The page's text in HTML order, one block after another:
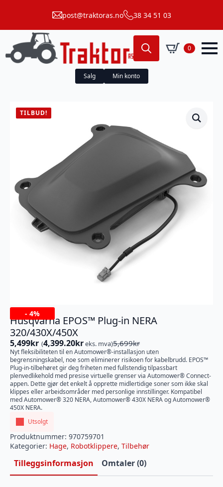
post@traktoras.no 38 34 51 03
Search
for:
0
Salg Min konto
TILBUD!
- 4%
Husqvarna EPOS™ Plug-in NERA
320/430X/450X
5,699kr
Opprinnelig
pris
var:
5,699kr.
5,499kr
Nåværende
pris
er:
5,499kr.
(4,399.20kreks. mva)
Nyt fleksibiliteten til en Automower®-installasjon uten
begrensningskabel, noe som eliminerer risikoen for kabelbrudd. EPOS™
Plug-in-tilbehøret gir deg friheten med fullstendig tilpassbart
plenvedlikehold med presise virtuelle grenser via Automower® Connect-
appen. Dette gjør det enkelt å opprette midlertidige soner som ikke skal
klippes eller arbeidsområder med personlige innstillinger. Kompatibel
med Automower® 320 NERA, Automower® 430X NERA og Automower®
450X NERA.
Utsolgt
Produktnummer: 970759701
Kategorier: Hage, Robotklippere, Tilbehør
Tilleggsinformasjon Omtaler (0)